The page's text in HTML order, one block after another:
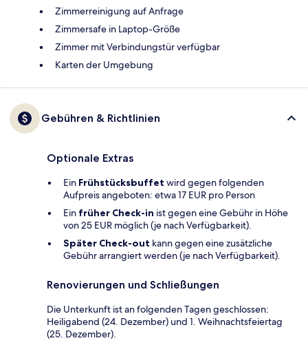
Zimmerreinigung auf Anfrage
Zimmersafe in Laptop-Größe
Zimmer mit Verbindungstür verfügbar
Karten der Umgebung
Gebühren & Richtlinien
Optionale Extras
Ein Frühstücksbuffet wird gegen folgenden
Aufpreis angeboten: etwa 17 EUR pro Person
Ein früher Check-in ist gegen eine Gebühr in Höhe
von 25 EUR möglich (je nach Verfügbarkeit).
Später Check-out kann gegen eine zusätzliche
Gebühr arrangiert werden (je nach Verfügbarkeit).
Renovierungen und Schließungen
Die Unterkunft ist an folgenden Tagen geschlossen:
Heiligabend (24. Dezember) und 1. Weihnachtsfeiertag
(25. Dezember).